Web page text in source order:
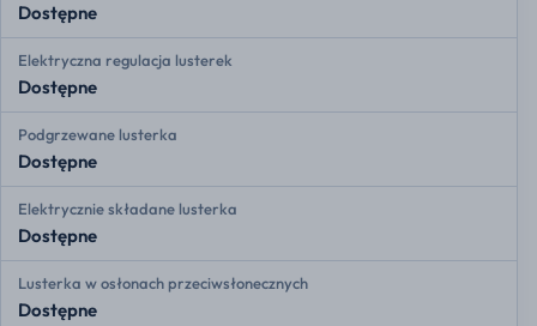
Dostępne
Elektryczna regulacja lusterek
Dostępne
Podgrzewane lusterka
Dostępne
Elektrycznie składane lusterka
Dostępne
Lusterka w osłonach przeciwsłonecznych
Dostępne